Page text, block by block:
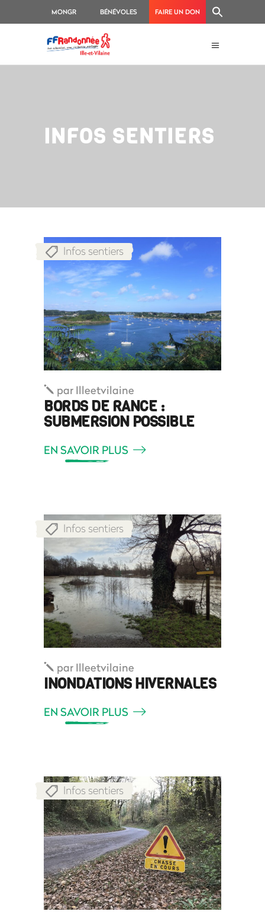
MONGR BÉNÉVOLES FAIRE UN DON
INFOS SENTIERS
Infos sentiers
par Illeetvilaine
BORDS DE RANCE :
SUBMERSION POSSIBLE
EN SAVOIR PLUS
Infos sentiers
par Illeetvilaine
INONDATIONS HIVERNALES
EN SAVOIR PLUS
Infos sentiers